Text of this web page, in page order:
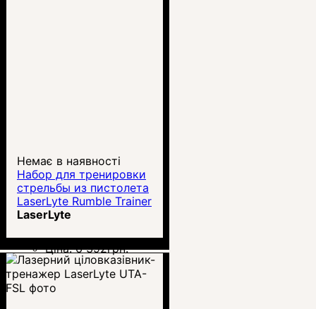
Немає в наявності
Набор для тренировки
стрельбы из пистолета
LaserLyte Rumble Trainer
LaserLyte
Ціна:6 392грн.